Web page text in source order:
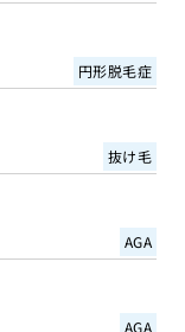
円形脱毛症
抜け毛
AGA
AGA